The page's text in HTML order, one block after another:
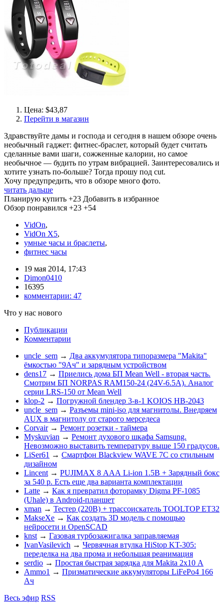
Цена: $43,87
Перейти в магазин
Здравствуйте дамы и господа и сегодня в нашем обзоре очень
необычный гаджет: фитнес-браслет, который будет считать
сделанные вами шаги, сожженные калории, но самое
необычное — будить по утрам вибрацией. Заинтересовались и
хотите узнать по-больше? Тогда прошу под cut.
Хочу предупредить, что в обзоре много фото.
читать дальше
Планирую купить +23 Добавить в избранное
Обзор понравился +23 +54
VidOn,
VidOn X5,
умные часы и браслеты,
фитнес часы
19 мая 2014, 17:43
Dimon0410
16395
комментарии: 47
Что у нас нового
Публикации
Комментарии
uncle_sem → Два аккумулятора типоразмера "Makita"
ёмкостью "9Ач" и зарядным устройством
dens17 → Приелись дома БП Mean Well - вторая часть.
Смотрим БП NORPAS RAM150-24 (24V-6.5A). Аналог
серии LRS-150 от Mean Well
klop-2 → Погружной блендер 3-в-1 KOIOS HB-2043
uncle_sem → Разъемы mini-iso для магнитолы. Внедряем
AUX в магнитолу от старого мерседеса
Corvair → Ремонт розетки - таймера
Myskuvian → Ремонт духового шкафа Samsung.
Невозможно выставить температуру выше 150 градусов.
LiSer61 → Смартфон Blackview WAVE 7C со стильным
дизайном
Lincent → PUJIMAX 8 ААА Li-ion 1.5В + Зарядный бокс
за 540 р. Есть еще два варианта комплектации
Latte → Как я превратил фоторамку Digma PF-1085
(Uhale) в Android-планшет
xman → Тестер (220В) + трассоискатель TOOLTOP ET32
MakseXe → Как создать 3D модель с помощью
нейросети и OpenSCAD
knst → Газовая турбозажигалка заправляемая
IvanVasilevich → Червячная втулка HiStop KT-305:
переделка на два прома и небольшая реанимация
serdio → Простая быстрая зарядка для Makita 2х10 А
Ammo1 → Призматические аккумуляторы LiFePo4 166
Ач
Весь эфир RSS